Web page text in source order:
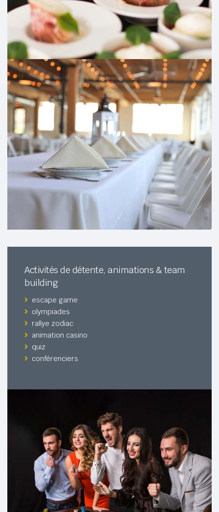
Activités de détente, animations & team
building
escape game
olympiades
rallye zodiac
animation casino
quiz
conférenciers